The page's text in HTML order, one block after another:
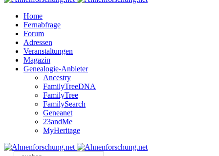
Home
Fernabfrage
Forum
Adressen
Veranstaltungen
Magazin
Genealogie-Anbieter
Ancestry
FamilyTreeDNA
FamilyTree
FamilySearch
Geneanet
23andMe
MyHeritage